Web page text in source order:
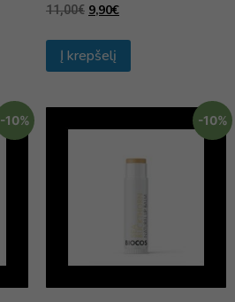
11,00€ 9,90€
Į krepšelį
-10% -10%